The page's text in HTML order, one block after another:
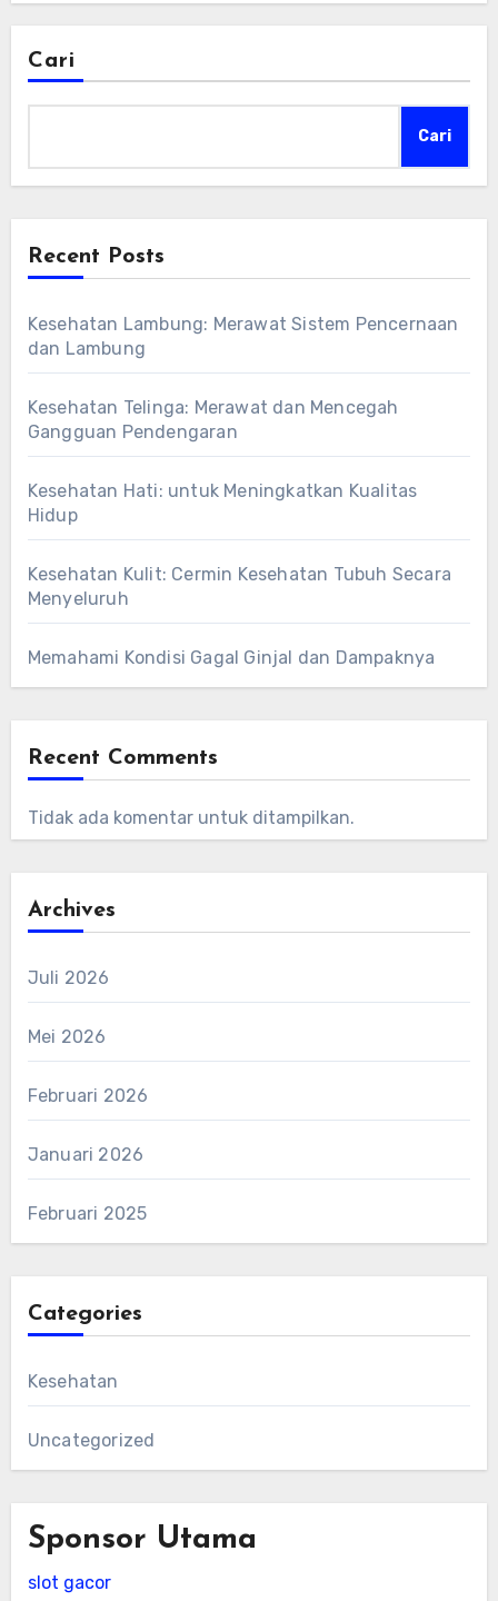
Cari
Cari
Recent Posts
Kesehatan Lambung: Merawat Sistem Pencernaan
dan Lambung
Kesehatan Telinga: Merawat dan Mencegah
Gangguan Pendengaran
Kesehatan Hati: untuk Meningkatkan Kualitas
Hidup
Kesehatan Kulit: Cermin Kesehatan Tubuh Secara
Menyeluruh
Memahami Kondisi Gagal Ginjal dan Dampaknya
Recent Comments
Tidak ada komentar untuk ditampilkan.
Archives
Juli 2026
Mei 2026
Februari 2026
Januari 2026
Februari 2025
Categories
Kesehatan
Uncategorized
Sponsor Utama
slot gacor